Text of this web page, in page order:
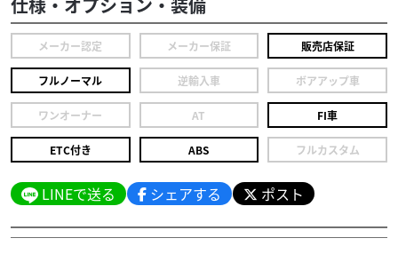
メーカー認定 メーカー保証 販売店保証
フルノーマル 逆輸入車 ボアアップ車
ワンオーナー AT FI車
ETC付き ABS フルカスタム
LINEで送る シェアする ポスト